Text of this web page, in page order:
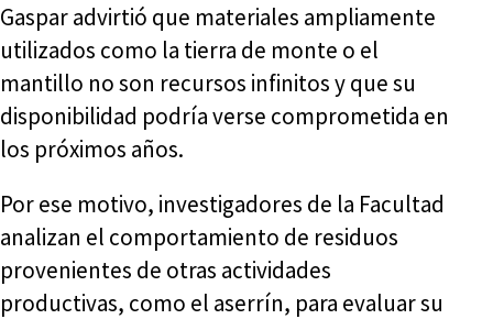
Gaspar advirtió que materiales ampliamente
utilizados como la tierra de monte o el
mantillo no son recursos infinitos y que su
disponibilidad podría verse comprometida en
los próximos años.
Por ese motivo, investigadores de la Facultad
analizan el comportamiento de residuos
provenientes de otras actividades
productivas, como el aserrín, para evaluar su